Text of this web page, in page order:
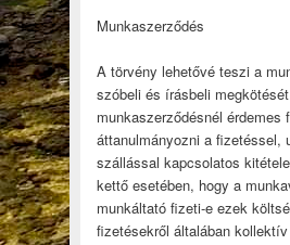
Munkaszerződés
A törvény lehetővé teszi a
szóbeli és írásbeli
munkaszerződésnél érdemes
áttanulmányozni a fizetéssel,
szállással kapcsolatos
kettő esetében, hogy a
munkáltató fizeti-e ezek
fizetésekről általában